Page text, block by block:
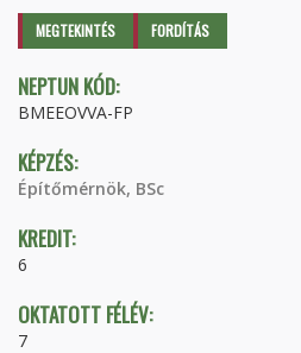
Elsődleges fülek
MEGTEKINTÉS (AKTÍVFORDÍTÁS
NEPTUN KÓD:
BMEEOVVA-FP
KÉPZÉS:
Építőmérnök, BSc
KREDIT:
6
OKTATOTT FÉLÉV:
7